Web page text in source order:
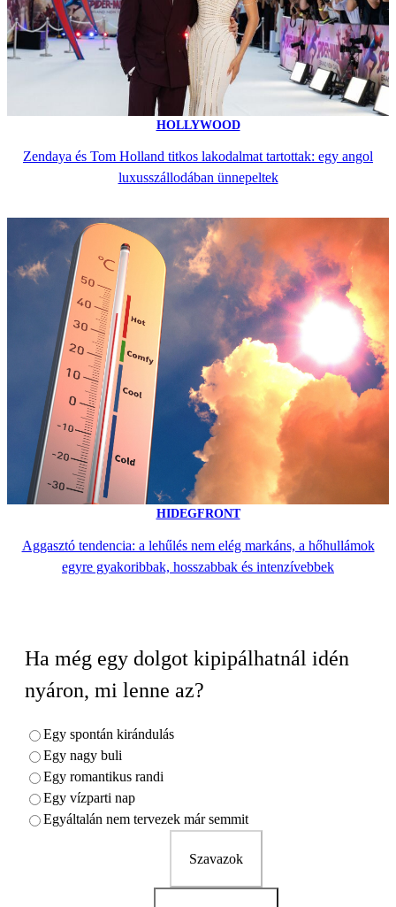
HOLLYWOOD
Zendaya és Tom Holland titkos lakodalmat tartottak: egy angol
luxusszállodában ünnepeltek
HIDEGFRONT
Aggasztó tendencia: a lehűlés nem elég markáns, a hőhullámok
egyre gyakoribbak, hosszabbak és intenzívebbek
Ha még egy dolgot kipipálhatnál idén
nyáron, mi lenne az?
Egy spontán kirándulás
Egy nagy buli
Egy romantikus randi
Egy vízparti nap
Egyáltalán nem tervezek már semmit
Szavazok